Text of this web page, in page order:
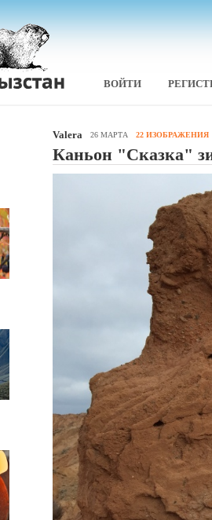
ВОЙТИ
Valera 26 МАРТА 22 ИЗОБРАЖЕНИЯ
Каньон "Сказка"